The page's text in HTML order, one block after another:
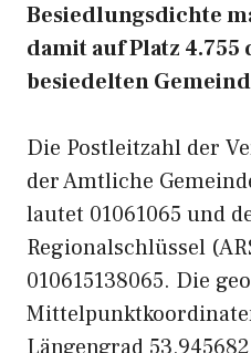
Besiedlungsdichte
damit auf Platz
besiedelten
Die Postleitzahl der
der Amtliche
lautet 01061065 und
Regionalschlüssel
010615138065. Die